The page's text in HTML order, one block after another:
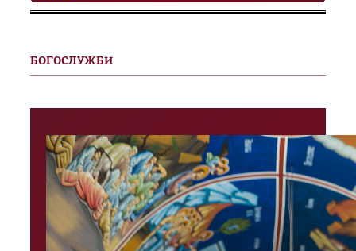
БОГОСЛУЖБИ